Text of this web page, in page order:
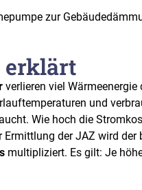
zur
erklärt
verlieren viel
und
Wie hoch die
der JAZ wird der
multipliziert. Es gilt: Je